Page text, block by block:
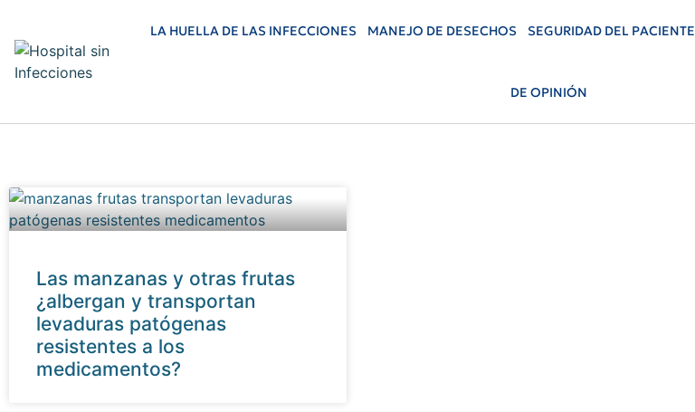
LA HUELLA DE LAS INFECCIONES MANEJO DE DESECHOS SEGURIDAD DEL PACIENTE
DE OPINIÓN
Las manzanas y otras frutas
¿albergan y transportan
levaduras patógenas
resistentes a los
medicamentos?